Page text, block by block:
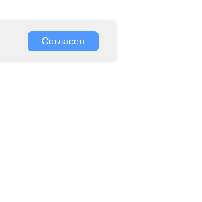
Согласен